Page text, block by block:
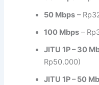
50 Mbps –
100 Mbps –
JITU 1P – 30
Rp50.000)
JITU 1P – 50